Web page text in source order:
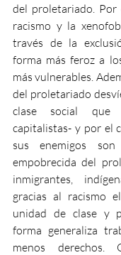
del proletariado. Por
racismo y la
través de la
forma más feroz a
más vulnerables.
del proletariado
clase social
capitalistas- y por el
sus enemigos
empobrecida del
inmigrantes,
gracias al racismo
unidad de clase y
forma generaliza
menos